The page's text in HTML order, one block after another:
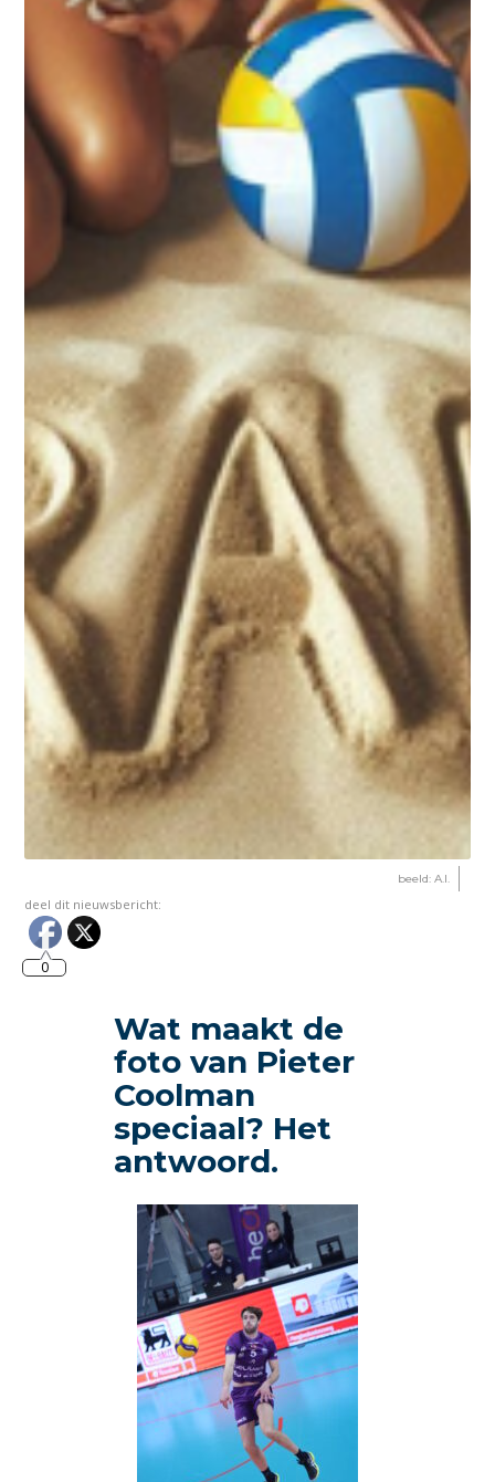
beeld: A.I.
deel dit nieuwsbericht:
0
Wat maakt de
foto van Pieter
Coolman
speciaal? Het
antwoord.